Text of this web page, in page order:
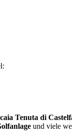
Tenuta di
und viele